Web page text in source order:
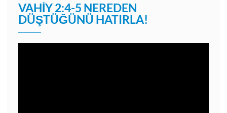
VAHIY 2:4-5 NEREDEN
DÜŞTÜĞÜNÜ HATIRLA!